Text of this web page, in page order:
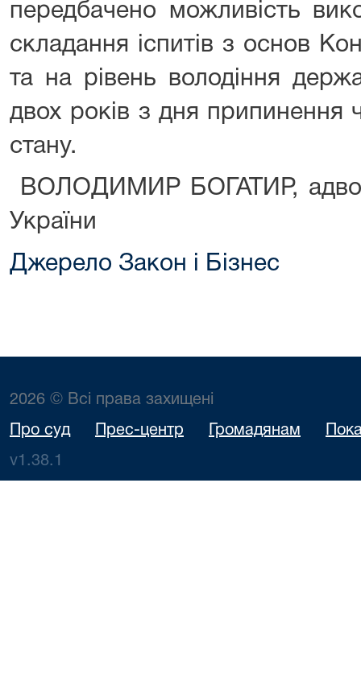
передбачено можливість
складання іспитів з основ
та на рівень володіння
двох років з дня припинення
стану.
ВОЛОДИМИР БОГАТИР,
України
Джерело Закон і Бізнес
2026 © Всі права захищені
Про суд Прес-центр Громадянам
v1.38.1